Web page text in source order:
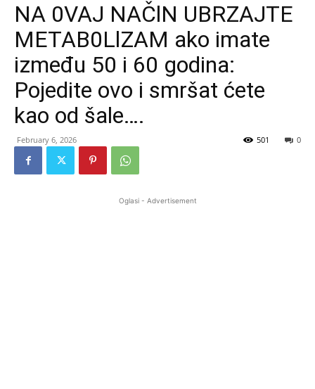
NA 0VAJ NAČlN UBRZAJTE
METAB0LlZAM ako imate
između 50 i 60 godina:
Pojedite ovo i smršat ćete
kao od šale….
February 6, 2026 0
501
Oglasi - Advertisement